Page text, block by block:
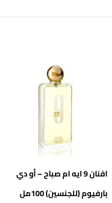
افنان 9 ايه ام صباح – أو دي
بارفيوم (للجنسين) 100مل